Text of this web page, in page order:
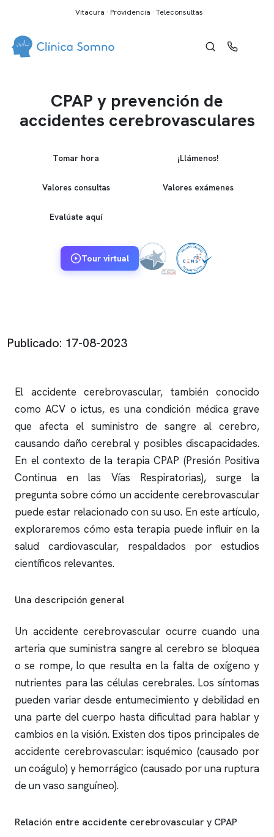
Vitacura · Providencia · Teleconsultas
CPAP y prevención de
accidentes cerebrovasculares
Tomar hora ¡Llámenos!
Valores consultas Valores exámenes
Evalúate aquí
Tour virtual
Publicado: 17-08-2023
El accidente cerebrovascular, también conocido
como ACV o ictus, es una condición médica grave
que afecta el suministro de sangre al cerebro,
causando daño cerebral y posibles discapacidades.
En el contexto de la terapia CPAP (Presión Positiva
Continua en las Vías Respiratorias), surge la
pregunta sobre cómo un accidente cerebrovascular
puede estar relacionado con su uso. En este artículo,
exploraremos cómo esta terapia puede influir en la
salud cardiovascular, respaldados por estudios
científicos relevantes.
Una descripción general
Un accidente cerebrovascular ocurre cuando una
arteria que suministra sangre al cerebro se bloquea
o se rompe, lo que resulta en la falta de oxígeno y
nutrientes para las células cerebrales. Los síntomas
pueden variar desde entumecimiento y debilidad en
una parte del cuerpo hasta dificultad para hablar y
cambios en la visión. Existen dos tipos principales de
accidente cerebrovascular: isquémico (causado por
un coágulo) y hemorrágico (causado por una ruptura
de un vaso sanguíneo).
Relación entre accidente cerebrovascular y CPAP